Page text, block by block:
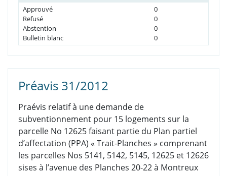
Approuvé
0
Refusé
0
Abstention
0
Bulletin blanc
0
Préavis 31/2012
Praévis relatif à une demande de
subventionnement pour 15 logements sur la
parcelle No 12625 faisant partie du Plan partiel
d’affectation (PPA) « Trait-Planches » comprenant
les parcelles Nos 5141, 5142, 5145, 12625 et 12626
sises à l’avenue des Planches 20-22 à Montreux